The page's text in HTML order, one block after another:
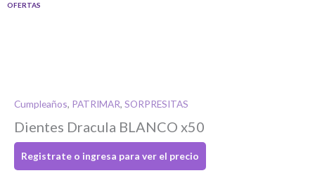
OFERTAS
Cumpleaños, PATRIMAR, SORPRESITAS
Dientes Dracula BLANCO x50
Registrate o ingresa para ver el precio
Si tenés cuenta...
Toca para ingresar